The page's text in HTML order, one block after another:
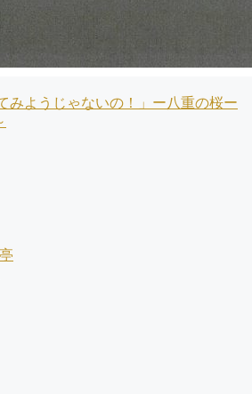
みようじゃないの！」ー八重の桜ー